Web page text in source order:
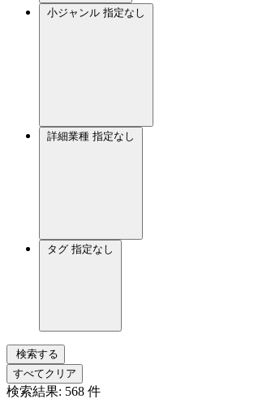
小ジャンル 指定なし
詳細業種 指定なし
タグ 指定なし
検索する
すべてクリア
検索結果: 568 件